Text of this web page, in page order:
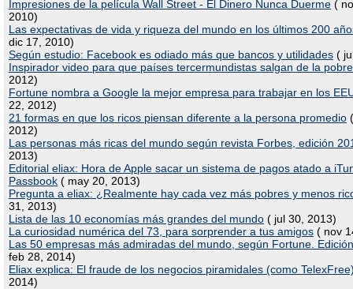
Impresiones de la película Wall Street - El Dinero Nunca Duerme (
2010)
Las expectativas de vida y riqueza del mundo en los últimos 200
dic 17, 2010)
Según estudio: Facebook es odiado más que bancos y utilidades (
Inspirador video para que países tercermundistas salgan de la
2012)
Fortune nombra a Google la mejor empresa para trabajar en los
22, 2012)
21 formas en que los ricos piensan diferente a la persona promedio
2012)
Las personas más ricas del mundo según revista Forbes, edición
2013)
Editorial eliax: Hora de Apple sacar un sistema de pagos atado a
Passbook ( may 20, 2013)
Pregunta a eliax: ¿Realmente hay cada vez más pobres y menos
31, 2013)
Lista de las 10 economías más grandes del mundo ( jul 30, 2013)
La curiosidad numérica del 73, para sorprender a tus amigos ( nov
Las 50 empresas más admiradas del mundo, según Fortune.
feb 28, 2014)
Eliax explica: El fraude de los negocios piramidales (como
2014)